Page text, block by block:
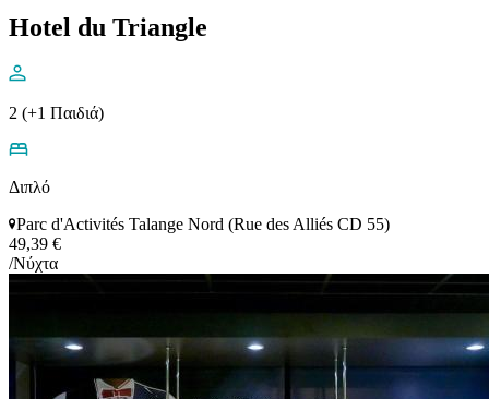
Hotel du Triangle
2 (+1 Παιδιά)
Διπλό
Parc d'Activités Talange Nord (Rue des Alliés CD 55)
49,39 €
/Νύχτα